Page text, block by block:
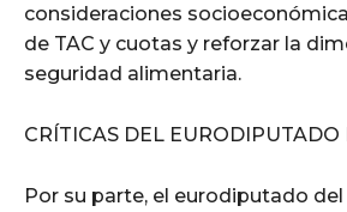
consideraciones
de TAC y cuotas y reforzar la
seguridad alimentaria.
CRÍTICAS DEL EURODIPUTADO
Por su parte, el eurodiputado del